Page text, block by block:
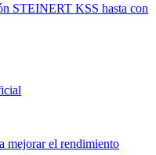
STEINERT KSS hasta con
mejorar el rendimiento